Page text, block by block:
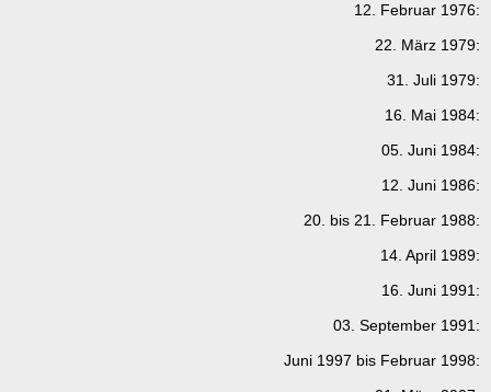
12. Februar 1976:
22. März 1979:
31. Juli 1979:
16. Mai 1984:
05. Juni 1984:
12. Juni 1986:
20. bis 21. Februar 1988:
14. April 1989:
16. Juni 1991:
03. September 1991:
Juni 1997 bis Februar 1998: